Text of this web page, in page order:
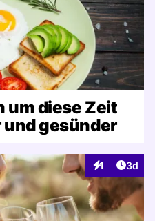
um diese Zeit
gesünder
1
Interaktionen
3d